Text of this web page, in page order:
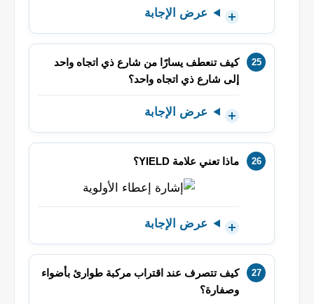
عرض الإجابة
كيف تنعطف يسارًا من شارع ذي اتجاه واحد
إلى شارع ذي اتجاه واحد؟
عرض الإجابة
ماذا تعني علامة YIELD؟
عرض الإجابة
كيف تتصرف عند اقتراب مركبة طوارئ بأضواء
وصفارة؟